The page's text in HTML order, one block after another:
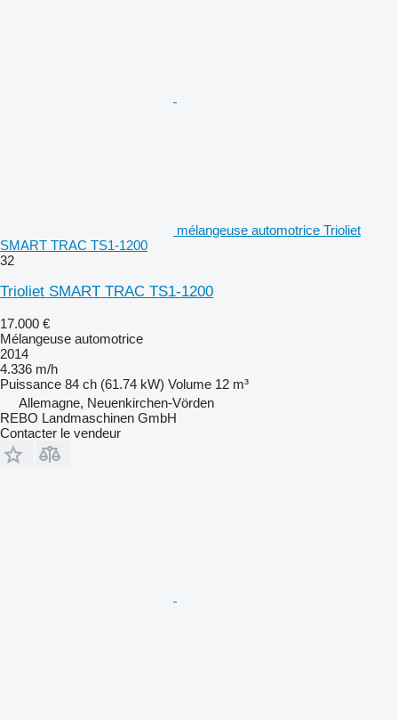
mélangeuse automotrice Trioliet
SMART TRAC TS1-1200
32
Trioliet SMART TRAC TS1-1200
17.000 €
Mélangeuse automotrice
2014
4.336 m/h
Puissance 84 ch (61.74 kW) Volume 12 m³
Allemagne, Neuenkirchen-Vörden
REBO Landmaschinen GmbH
Contacter le vendeur